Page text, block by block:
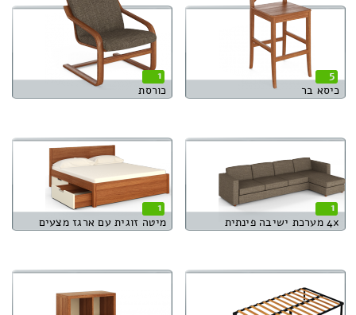
5
כיסא בר
1
כורסת
1
4x מערכת ישיבה פינתית
1
מיטה זוגית עם ארגז מצעים